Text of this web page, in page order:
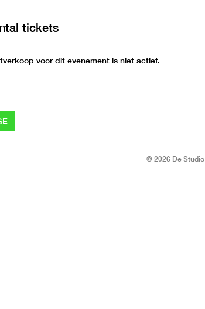
tickets
voor dit evenement is niet actief.
© 2026 De Studio